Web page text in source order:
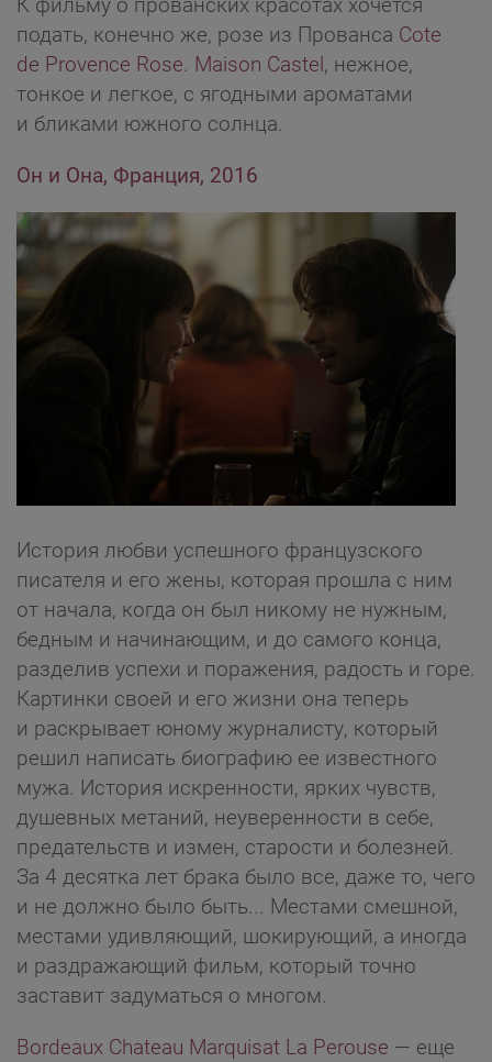
К фильму о прованских красотах хочется
подать, конечно же, розе из Прованса Cote
de Provence Rose. Maison Castel, нежное,
тонкое и легкое, с ягодными ароматами
и бликами южного солнца.
Он и Она, Франция, 2016
История любви успешного французского
писателя и его жены, которая прошла с ним
от начала, когда он был никому не нужным,
бедным и начинающим, и до самого конца,
разделив успехи и поражения, радость и горе.
Картинки своей и его жизни она теперь
и раскрывает юному журналисту, который
решил написать биографию ее известного
мужа. История искренности, ярких чувств,
душевных метаний, неуверенности в себе,
предательств и измен, старости и болезней.
За 4 десятка лет брака было все, даже то, чего
и не должно было быть... Местами смешной,
местами удивляющий, шокирующий, а иногда
и раздражающий фильм, который точно
заставит задуматься о многом.
Bordeaux Chateau Marquisat La Perouse — еще